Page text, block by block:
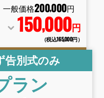
一般価格200,000円
150,000円
（税込165,000円）
告別式のみ
ラン